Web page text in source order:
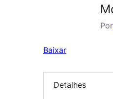
Por
Baixar
Detalhes